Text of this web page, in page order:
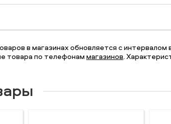
в магазинах обновляется с интервалом
товара по телефонаммагазинов.